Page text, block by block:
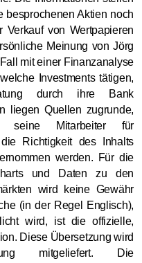
besprochenen Aktien noch
Verkauf von Wertpapieren
Meinung von Jörg
mit einer Finanzanalyse
Investments tätigen,
durch ihre Bank
liegen Quellen zugrunde,
seine Mitarbeiter für
Richtigkeit des Inhalts
werden. Für die
und Daten zu den
wird keine Gewähr
(in der Regel Englisch),
wird, ist die offizielle,
Diese Übersetzung wird
mitgeliefert. Die